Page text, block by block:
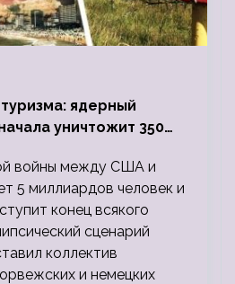
ядерный
уничтожит 350
войны между США и
5 миллиардов человек и
конец всякого
сценарий
коллектив
и немецких